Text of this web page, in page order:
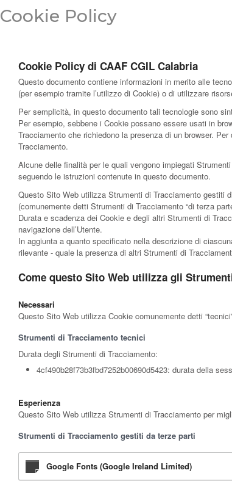
Cookie Policy
Cookie Policy di CAAF CGIL Calabria
Questo documento contiene informazioni in merito alle
(per esempio tramite l’utilizzo di Cookie) o di utilizzare
Per semplicità, in questo documento tali tecnologie sono
Per esempio, sebbene i Cookie possano essere usati in
Tracciamento che richiedono la presenza di un browser.
Tracciamento.
Alcune delle finalità per le quali vengono impiegati
seguendo le istruzioni contenute in questo documento.
Questo Sito Web utilizza Strumenti di Tracciamento gestiti
(comunemente detti Strumenti di Tracciamento “di terza
Durata e scadenza dei Cookie e degli altri Strumenti di
navigazione dell’Utente.
In aggiunta a quanto specificato nella descrizione di
rilevante - quale la presenza di altri Strumenti di
Come questo Sito Web utilizza gli
Necessari
Questo Sito Web utilizza Cookie comunemente detti
Strumenti di Tracciamento tecnici
Durata degli Strumenti di Tracciamento:
4cf490b28f73b3fbd7252b00690d5423: durata della
Esperienza
Questo Sito Web utilizza Strumenti di Tracciamento per
Strumenti di Tracciamento gestiti da terze parti
Google Fonts (Google Ireland Limited)